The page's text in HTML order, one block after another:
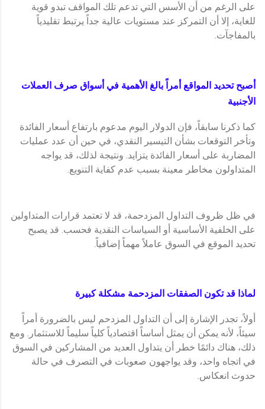
على الرغم من أن الأسس التي تدعم تلك المواقف تبدو قوية
للغاية، إلا أن التمركز عند مستويات عالية جداً يرتبط تقليدياً
بالمفاجآت.
أصبح تحديد المواقع أمراً بالغ الأهمية في أسواق صرف العملات
الأجنبية
كما ذكرنا سابقاً، فإن الدولار اليوم مدعوم بارتفاع أسعار الفائدة
وتأخر التوقعات بشأن التيسير النقدي، في حين أن عدد عمليات
المضاربة على أسعار الفائدة يتزايد. ونتيجة لذلك، قد يواجه
المتداولون مخاطر معينة بسبب عدم كفاية التنويع.
في ظل ظروف التداول المزدحمة، قد لا تعتمد قرارات المتداولين
على الخلفية الأساسية أو السياسات النقدية فحسب. قد يصبح
تحديد الموقع في السوق عاملاً مهماً إضافياً.
لماذا قد تكون الصفقات المزدحمة مشكلة كبيرة
أولاً، تجدر الإشارة إلى أن التداول المزدحم ليس بالضرورة أمراً
سيئاً، لأنه يمكن أن يمثل أساساً اقتصادياً كلياً سليماً للاستثمار. ومع
ذلك، هناك دائمًا خطر أن يتداول العديد من المشاركين في السوق
في اتجاه واحد، وقد يواجهون صعوبات في التصرف في حالة
حدوث انعكاس.